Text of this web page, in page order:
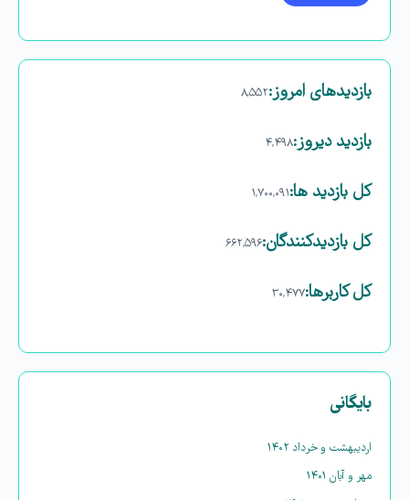
بازدیدهای امروز:۸,۵۵۲
بازدید دیروز:۴,۴۹۸
کل بازدید ها:۱,۷۰۰,۰۹۱
کل بازدیدکنند‌گان:۶۶۲,۵۹۶
کل کاربرها:۳۰,۴۷۷
بایگانی
اردیبهشت و خرداد ۱۴۰۲
مهر و آبان ۱۴۰۱